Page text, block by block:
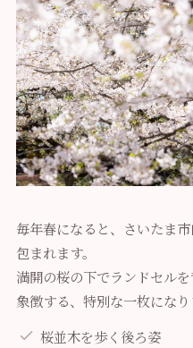
毎年春になると、さいたま
包まれます。
満開の桜の下でランドセルを
象徴する、特別な一枚になり
桜並木を歩く後ろ姿